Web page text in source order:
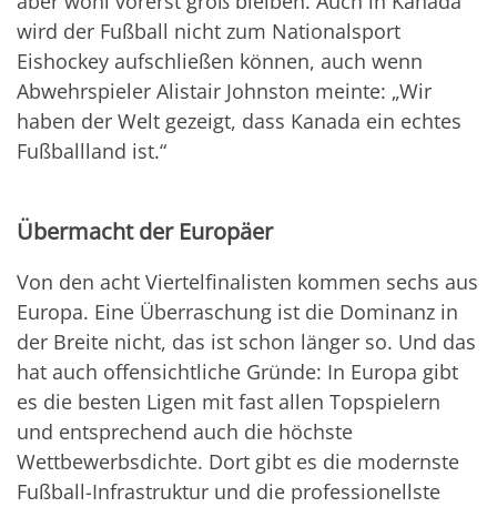
wird der Fußball nicht zum Nationalsport
Eishockey aufschließen können, auch wenn
Abwehrspieler Alistair Johnston meinte: „Wir
haben der Welt gezeigt, dass Kanada ein echtes
Fußballland ist.“
Übermacht der Europäer
Von den acht Viertelfinalisten kommen sechs aus
Europa. Eine Überraschung ist die Dominanz in
der Breite nicht, das ist schon länger so. Und das
hat auch offensichtliche Gründe: In Europa gibt
es die besten Ligen mit fast allen Topspielern
und entsprechend auch die höchste
Wettbewerbsdichte. Dort gibt es die modernste
Fußball-Infrastruktur und die professionellste